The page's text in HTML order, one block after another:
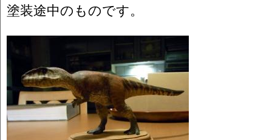
塗装途中のものです。